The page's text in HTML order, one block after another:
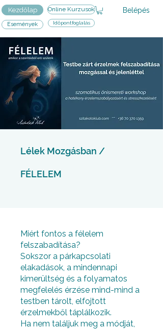
Kezdőlap Online Kurzusok Belépés
Események Időpontfoglalás
Lélek Mozgásban /
FÉLELEM
Miért fontos a félelem
felszabadítása?
Sokszor a párkapcsolati
elakadások, a mindennapi
kimerültség és a folyamatos
megfelelés érzése mind-mind a
testben tárolt, elfojtott
érzelmekből táplálkozik.
Ha nem találjuk meg a módját,